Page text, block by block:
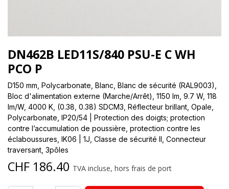
DN462B LED11S/840 PSU-E C WH
PCO P
D150 mm, Polycarbonate, Blanc, Blanc de sécurité (RAL9003),
Bloc d'alimentation externe (Marche/Arrêt), 1150 lm, 9.7 W, 118
lm/W, 4000 K, (0.38, 0.38) SDCM3, Réflecteur brillant, Opale,
Polycarbonate, IP20/54 | Protection des doigts; protection
contre l’accumulation de poussière, protection contre les
éclaboussures, IK06 | 1J, Classe de sécurité II, Connecteur
traversant, 3pôles
CHF 186.40 TVA incluse, hors frais de port